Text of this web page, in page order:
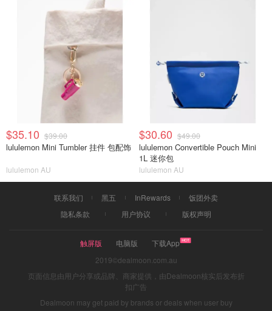
$35.10 $39.00
lululemon Mini Tumbler 挂件 包配饰
lululemon AU
$30.60 $49.00
lululemon Convertible Pouch Mini
1L 迷你包
lululemon AU
联系我们 黑五 InRewards
饭团外卖
隐私条款
用户协议 版权声明
触屏版 电脑版
下载App
2019©dealmoon.com.au
页面信息由用户分享或品牌、商家提供，由Dealmoon核实后发布折
扣广告
Dealmoon may get paid by brands or deals when user buy